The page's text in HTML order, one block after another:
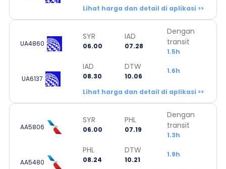
Lihat harga dan detail di aplikasi >>
UA4860
SYR
06.00
IAD
07.28
Dengan
transit
1.5h
UA6137
IAD
08.30
DTW
10.06
1.6h
Lihat harga dan detail di aplikasi >>
AA5806
SYR
06.00
PHL
07.19
Dengan
transit
1.3h
AA5480
PHL
08.24
DTW
10.21
1.9h